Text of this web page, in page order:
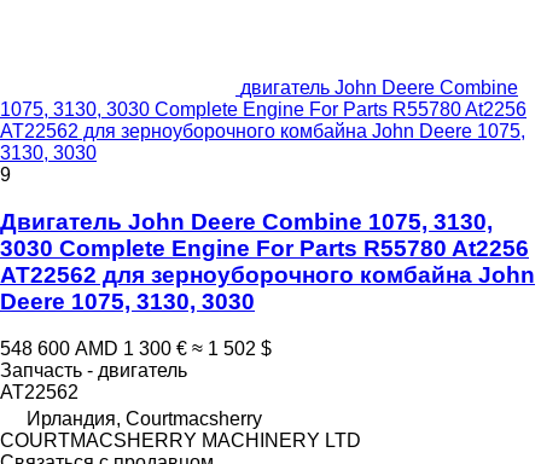
двигатель John Deere Combine
1075, 3130, 3030 Complete Engine For Parts R55780 At2256
AT22562 для зерноуборочного комбайна John Deere 1075,
3130, 3030
9
Двигатель John Deere Combine 1075, 3130,
3030 Complete Engine For Parts R55780 At2256
AT22562 для зерноуборочного комбайна John
Deere 1075, 3130, 3030
548 600 AMD 1 300 € ≈ 1 502 $
Запчасть - двигатель
AT22562
Ирландия, Courtmacsherry
COURTMACSHERRY MACHINERY LTD